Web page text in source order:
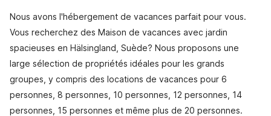
Nous avons l'hébergement de vacances parfait pour vous.
Vous recherchez des Maison de vacances avec jardin
spacieuses en Hälsingland, Suède? Nous proposons une
large sélection de propriétés idéales pour les grands
groupes, y compris des locations de vacances pour 6
personnes, 8 personnes, 10 personnes, 12 personnes, 14
personnes, 15 personnes et même plus de 20 personnes.